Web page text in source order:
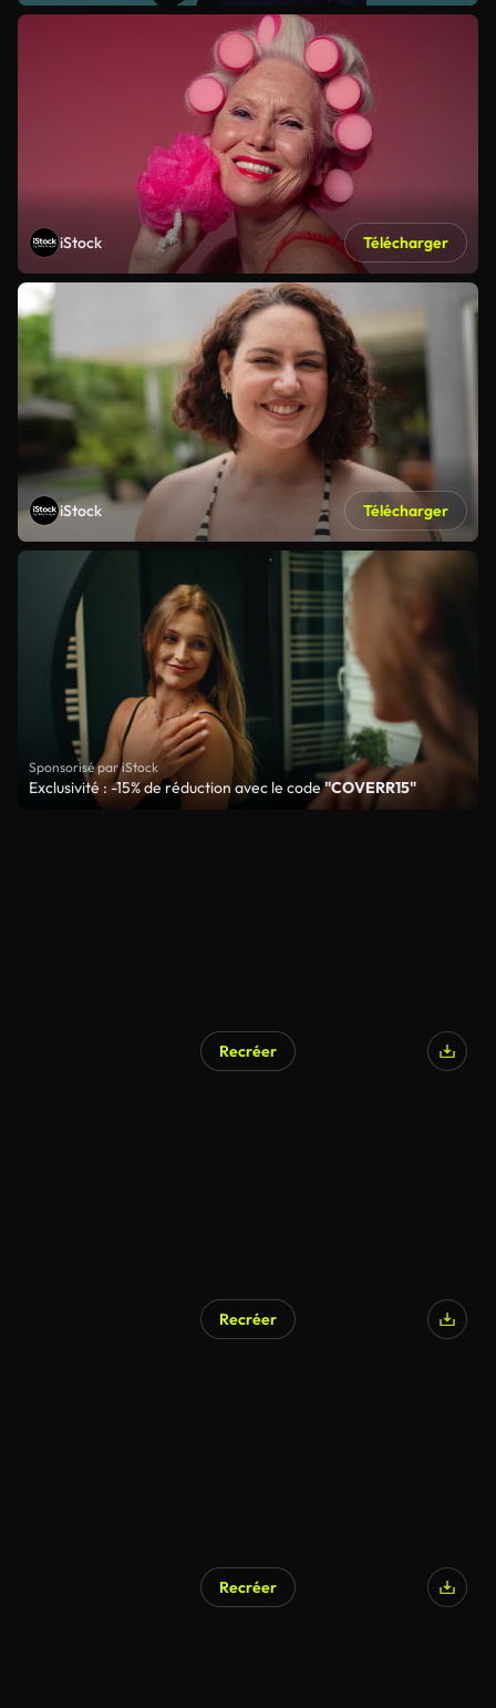
iStock Télécharger
iStock Télécharger
Sponsorisé par iStock
Exclusivité : -15% de réduction avec le code"COVERR15"
Recréer
Recréer
Recréer